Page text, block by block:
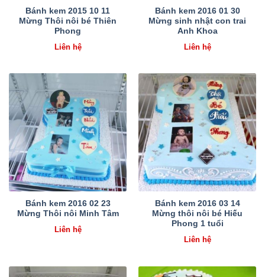
Bánh kem 2015 10 11
Mừng Thôi nôi bé Thiên
Phong
Liên hệ
Bánh kem 2016 01 30
Mừng sinh nhật con trai
Anh Khoa
Liên hệ
Bánh kem 2016 02 23
Mừng Thôi nôi Minh Tâm
Liên hệ
Bánh kem 2016 03 14
Mừng thôi nôi bé Hiếu
Phong 1 tuổi
Liên hệ